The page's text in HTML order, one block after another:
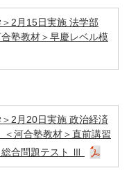
2月15日実施 法学部
教材＞早慶レベル模
2月20日実施 政治経済
合塾教材＞直前講習
合問題テスト Ⅲ